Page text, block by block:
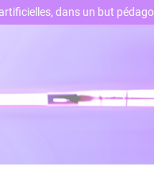
dans un but